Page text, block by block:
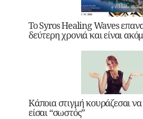
Το Syros Healing Waves
δεύτερη χρονιά και είναι
Κάποια στιγμή κουράζεσαι
είσαι “σωστός”